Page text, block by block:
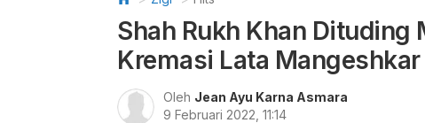
Shah Rukh Khan Dituding
Kremasi Lata Mangeshkar
Oleh Jean Ayu Karna Asmara
9 Februari 2022, 11:14